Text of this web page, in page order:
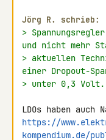
Jörg R. schrieb:
>
und nicht mehr
> aktuellen
einer Dropout-
> unter 0,3 Volt.
https://
kompendium.de/